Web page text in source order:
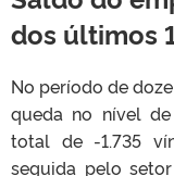
dos últimos
No período de
queda no nível
total de -1.735
seguida pelo